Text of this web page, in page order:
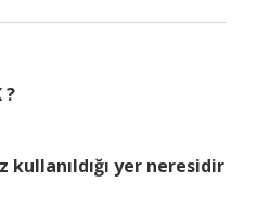
?
kullanıldığı yer neresidir